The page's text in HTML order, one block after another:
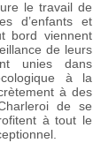
le travail de
d’enfants et
bord viennent
de leurs
unies dans
à la
à des
de se
à tout le